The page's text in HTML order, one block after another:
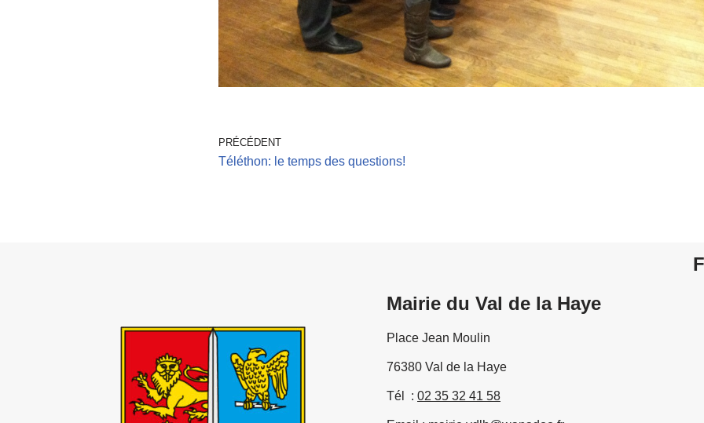
PRÉCÉDENT
Téléthon: le temps des questions!
Mairie du Val de la Haye
Place Jean Moulin
76380 Val de la Haye
Tél : 02 35 32 41 58